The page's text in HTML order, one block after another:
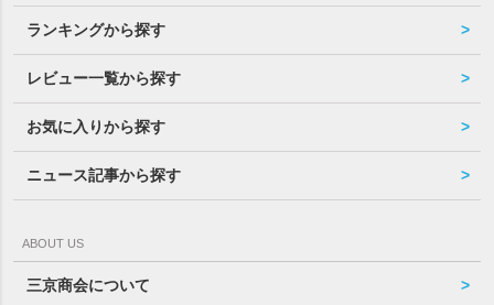
ランキングから探す
レビュー一覧から探す
お気に入りから探す
ニュース記事から探す
ABOUT US
三京商会について